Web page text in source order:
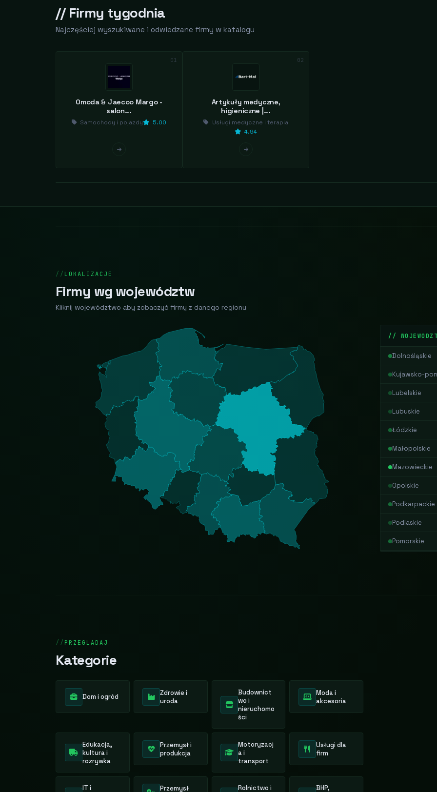
// Firmy tygodnia
Najczęściej wyszukiwane i odwiedzane firmy w katalogu
01
Omoda & Jaecoo Margo -
salon...
Samochody i pojazdy 5.00
02
Artykuły medyczne,
higieniczne |...
Usługi medyczne i terapia
4.94
LOKALIZACJE
Firmy wg województw
Kliknij województwo aby zobaczyć firmy z danego regionu
//
Dolnośląskie
Kujawsko-
Lubelskie
Lubuskie
Łódzkie
Małopolskie
Mazowieckie
Opolskie
Podkarpackie
Podlaskie
Pomorskie
PRZEGLADAJ
Kategorie
Dom i ogród
Zdrowie i
uroda
Budownict
wo i
nieruchomo
ści
Moda i
akcesoria
Edukacja,
kultura i
rozrywka
Przemysł i
produkcja
Motoryzacj
a i
transport
Usługi dla
firm
IT i Przemysł Rolnictwo i BHP,